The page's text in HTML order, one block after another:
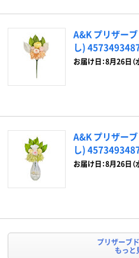
A&K プリザー
し)
お届け日：8月26日（
A&K プリザー
し)
お届け日：8月26日（
プリザーブ
もっと